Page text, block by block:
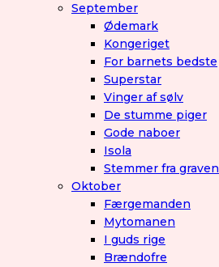
September
Ødemark
Kongeriget
For barnets bedste
Superstar
Vinger af sølv
De stumme piger
Gode naboer
Isola
Stemmer fra graven
Oktober
Færgemanden
Mytomanen
I guds rige
Brændofre